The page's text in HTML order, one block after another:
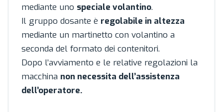
mediante uno speciale volantino.
Il gruppo dosante è regolabile in altezza
mediante un martinetto con volantino a
seconda del formato dei contenitori.
Dopo l’avviamento e le relative regolazioni la
macchina non necessita dell’assistenza
dell’operatore.